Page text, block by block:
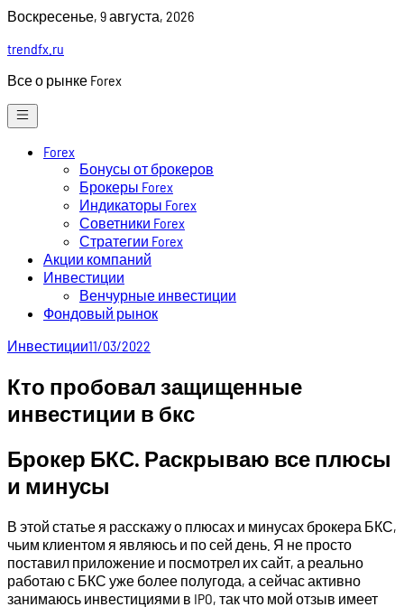
Skip
content
Воскресенье, 9 августа, 2026
trendfx.ru
Все о рынке Forex
Forex
Бонусы от брокеров
Брокеры Forex
Индикаторы Forex
Советники Forex
Стратегии Forex
Акции компаний
Инвестиции
Венчурные инвестиции
Фондовый рынок
Инвестиции11/03/2022
Кто пробовал защищенные
инвестиции в бкс
Брокер БКС. Раскрываю все плюсы
и минусы
В этой статье я расскажу о плюсах и минусах брокера БКС,
чьим клиентом я являюсь и по сей день. Я не просто
поставил приложение и посмотрел их сайт, а реально
работаю с БКС уже более полугода, а сейчас активно
занимаюсь инвестициями в IPO, так что мой отзыв имеет